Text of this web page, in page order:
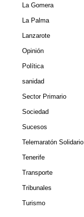
La Gomera
La Palma
Lanzarote
Opinión
Política
sanidad
Sector Primario
Sociedad
Sucesos
Telemaratón Solidario
Tenerife
Transporte
Tribunales
Turismo